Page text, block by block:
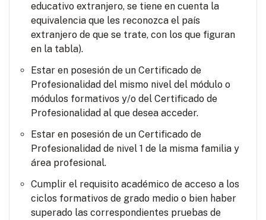
educativo extranjero, se tiene en cuenta la
equivalencia que les reconozca el país
extranjero de que se trate, con los que figuran
en la tabla).
Estar en posesión de un Certificado de
Profesionalidad del mismo nivel del módulo o
módulos formativos y/o del Certificado de
Profesionalidad al que desea acceder.
Estar en posesión de un Certificado de
Profesionalidad de nivel 1 de la misma familia y
área profesional.
Cumplir el requisito académico de acceso a los
ciclos formativos de grado medio o bien haber
superado las correspondientes pruebas de